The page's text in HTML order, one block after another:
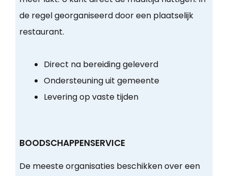
de regel georganiseerd door een plaatselijk
restaurant.
Direct na bereiding geleverd
Ondersteuning uit gemeente
Levering op vaste tijden
BOODSCHAPPENSERVICE
De meeste organisaties beschikken over een